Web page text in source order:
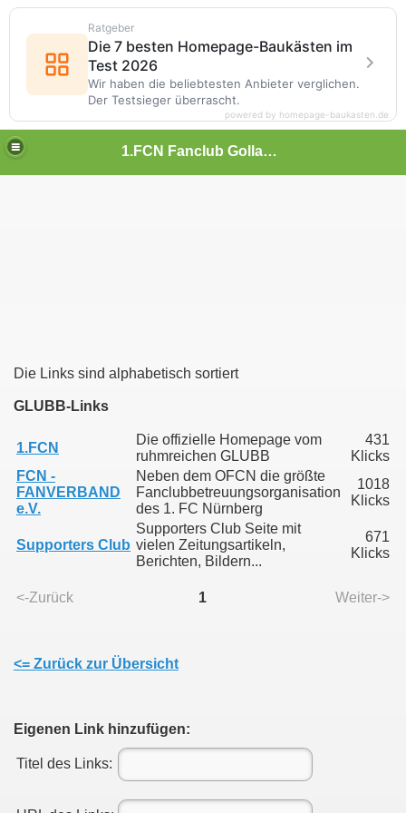
1.FCN Fanclub Gollachgau
Die Links sind alphabetisch sortiert
GLUBB-Links
1.FCN
Die offizielle Homepage vom
ruhmreichen GLUBB
431
Klicks
FCN -
FANVERBAND
e.V.
Neben dem OFCN die größte
Fanclubbetreuungsorganisation
des 1. FC Nürnberg
1018
Klicks
Supporters Club
Supporters Club Seite mit
vielen Zeitungsartikeln,
Berichten, Bildern...
671
Klicks
<-Zurück 1 Weiter->
<= Zurück zur Übersicht
Eigenen Link hinzufügen:
Titel des Links:
Ratgeber
Die 7 besten Homepage-Baukästen im
Test 2026
Wir haben die beliebtesten Anbieter verglichen.
Der Testsieger überrascht.
powered by homepage-baukasten.de